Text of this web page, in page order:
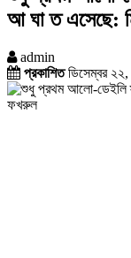
আ ঘা ত এসেছে:
admin
প্রকাশিতডিসেম্বর